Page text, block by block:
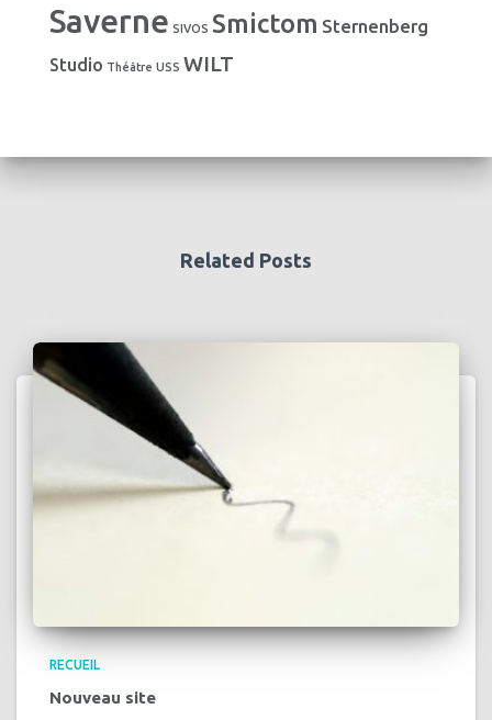
Saverne SIVOS Smictom Sternenberg
Studio Théâtre USS WILT
Related Posts
RECUEIL
Nouveau site